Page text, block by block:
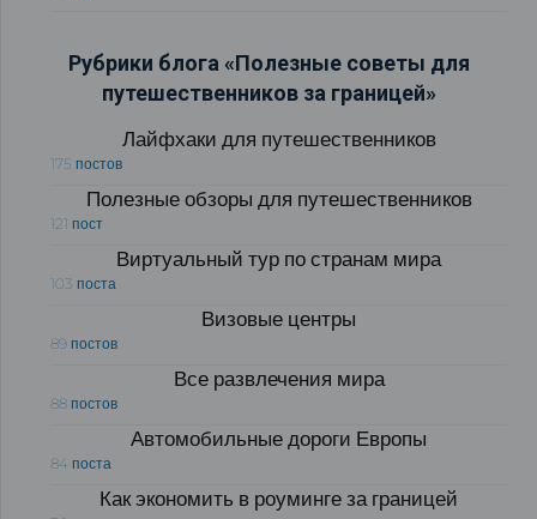
Рубрики блога «Полезные советы для
путешественников за границей»
Лайфхаки для путешественников
175 постов
Полезные обзоры для путешественников
121 пост
Виртуальный тур по странам мира
103 поста
Визовые центры
89 постов
Все развлечения мира
88 постов
Автомобильные дороги Европы
84 поста
Как экономить в роуминге за границей